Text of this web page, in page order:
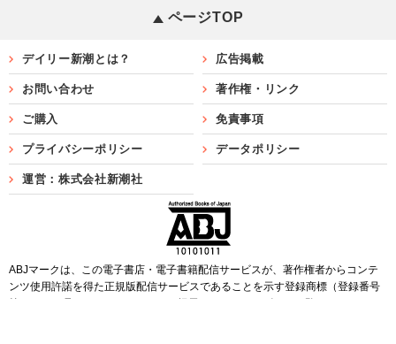
ページTOP
デイリー新潮とは？ 広告掲載
お問い合わせ 著作権・リンク
ご購入 免責事項
プライバシーポリシー データポリシー
運営：株式会社新潮社
ABJマークは、この電子書店・電子書籍配信サービスが、著作権者からコンテ
ンツ使用許諾を得た正規版配信サービスであることを示す登録商標（登録番号
第6091713号）です。ABJマークを掲示しているサービスの一覧は